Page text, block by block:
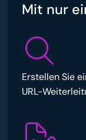
Mit nur
Erstellen Sie
URL-